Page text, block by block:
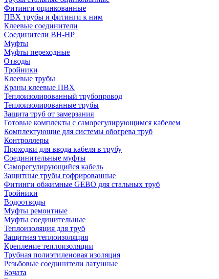
Фитинги оцинкованные
ПВХ трубы и фитинги к ним
Клеевые соединители
Соединители ВН-НР
Муфты
Муфты переходные
Отводы
Тройники
Клеевые трубы
Краны клеевые ПВХ
Теплоизолированный трубопровод
Теплоизолированные трубы
Защита труб от замерзания
Готовые комплекты с саморегулирующимся кабелем
Комплектующие для системы обогрева труб
Контроллеры
Проходки для ввода кабеля в трубу
Соединительные муфты
Саморегулирующийся кабель
Защитные трубы гофрированные
Фитинги обжимные GEBO для стальных труб
Тройники
Водоотводы
Муфты ремонтные
Муфты соединительные
Теплоизоляция для труб
Защитная теплоизоляция
Крепление теплоизоляции
Трубная полиэтиленовая изоляция
Резьбовые соединители латунные
Бочата